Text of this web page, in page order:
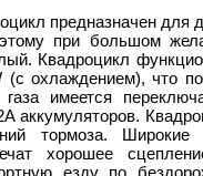
предназначен для
при большом
Квадроцикл
(с охлаждением), что
газа имеется
аккумуляторов.
тормоза. Широкие
хорошее
езду по